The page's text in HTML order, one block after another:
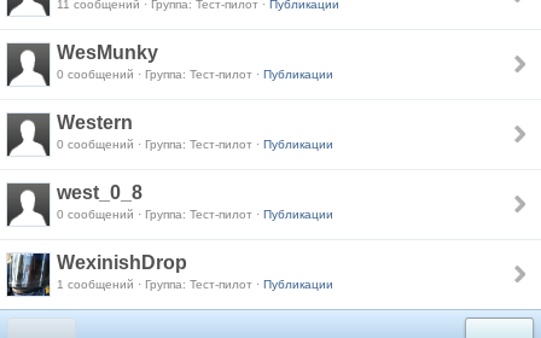
11 сообщений · Группа: Тест-пилот · Публикации
WesMunky
0 сообщений · Группа: Тест-пилот · Публикации
Western
0 сообщений · Группа: Тест-пилот · Публикации
west_0_8
0 сообщений · Группа: Тест-пилот · Публикации
WexinishDrop
1 сообщений · Группа: Тест-пилот · Публикации